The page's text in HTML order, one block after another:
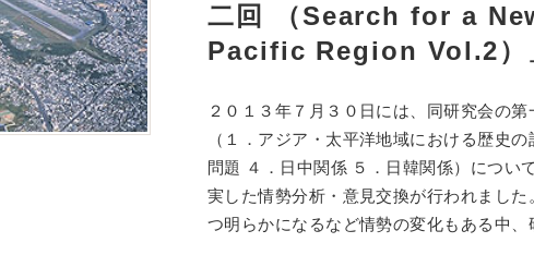
二回 （Search for a
Pacific Region Vol.2）
２０１３年７月３０日には、同研究会の
（１．アジア・太平洋地域における歴史
問題 ４．日中関係 ５．日韓関係）につい
実した情勢分析・意見交換が行われまし
つ明らかになるなど情勢の変化もある中、